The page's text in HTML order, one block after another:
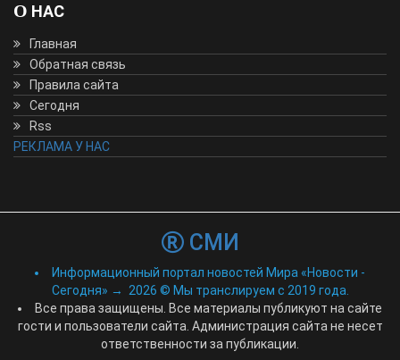
О НАС
Главная
Обратная связь
Правила сайта
Сегодня
Rss
РЕКЛАМА У НАС
СМИ
Информационный портал новостей Мира «Новости -
Сегодня» → 2026 © Мы транслируем с 2019 года.
Все права защищены. Все материалы публикуют на сайте
гости и пользователи сайта. Администрация сайта не несет
ответственности за публикации.